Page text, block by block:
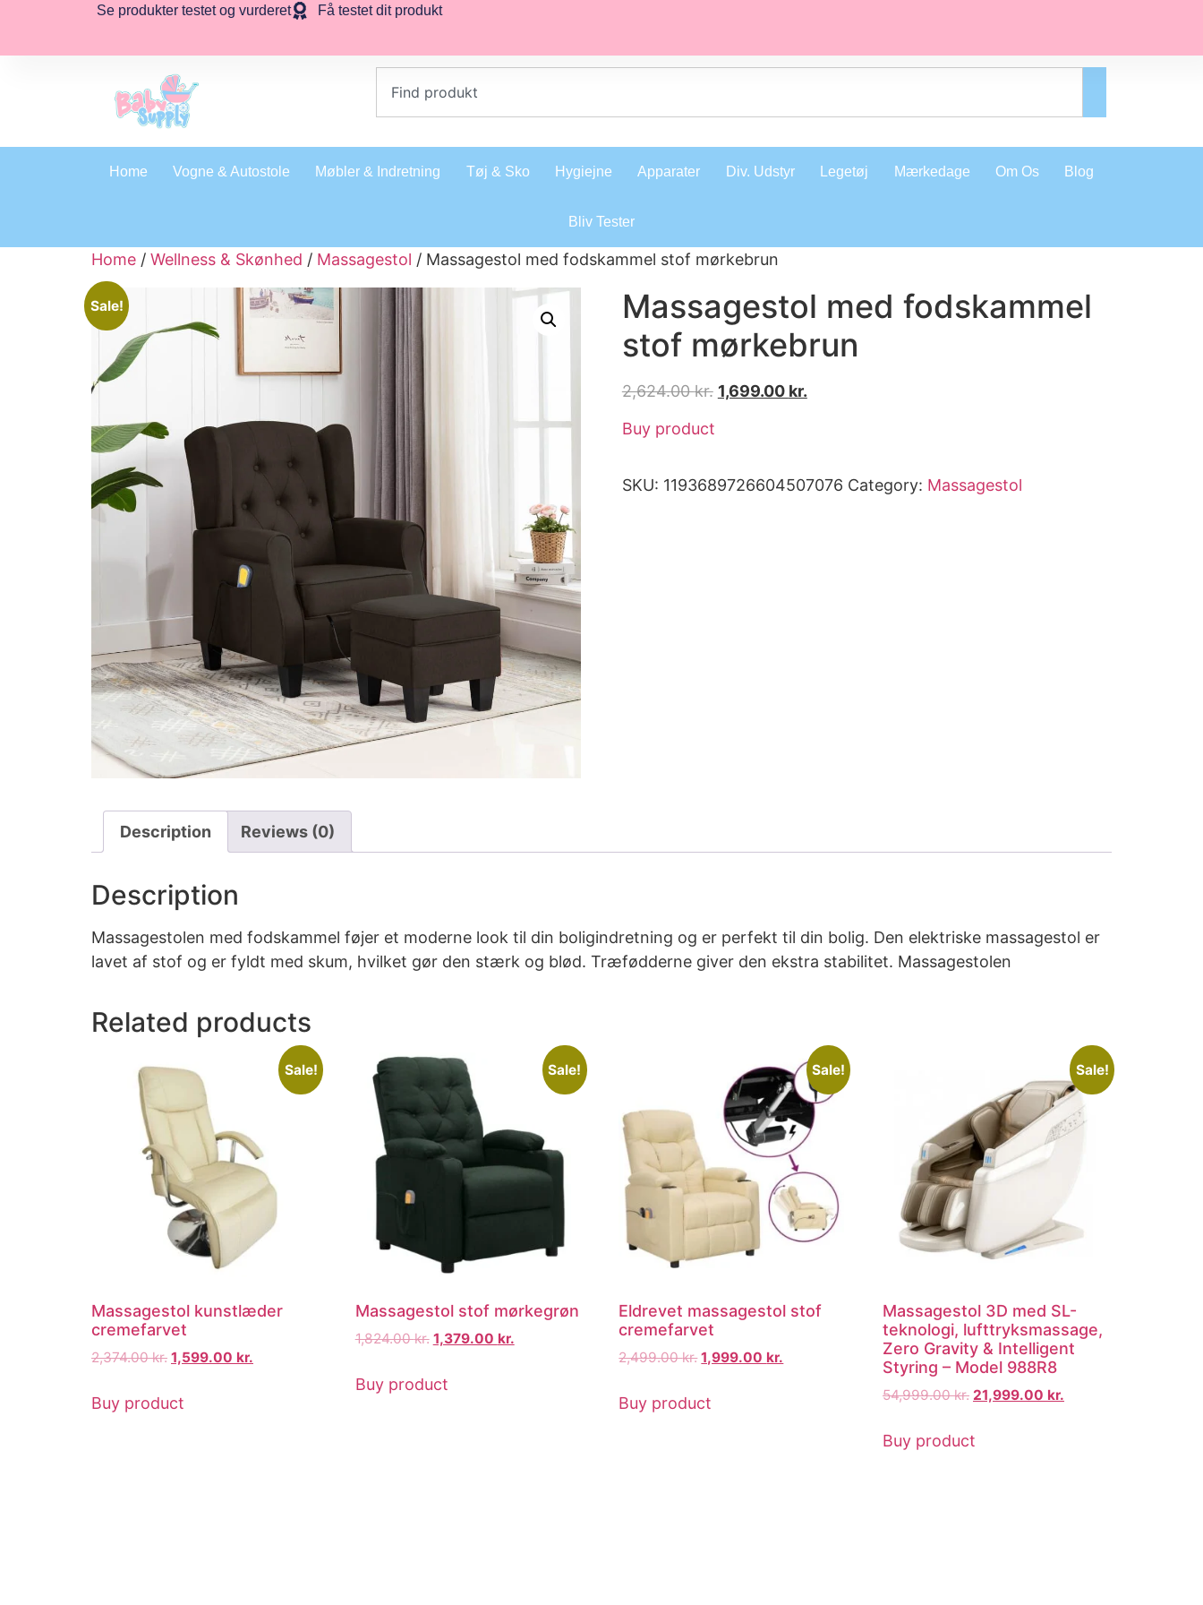
Se produkter testet og vurderet Få testet dit produkt
Home Vogne & Autostole Møbler & Indretning Tøj & Sko Hygiejne Apparater Div. Udstyr Legetøj Mærkedage Om Os Blog
Bliv Tester
Home / Wellness & Skønhed / Massagestol / Massagestol med fodskammel stof mørkebrun
Sale!
Massagestol med fodskammel
stof mørkebrun
2,624.00kr. 1,699.00 kr.
Buy product
SKU: 1193689726604507076 Category: Massagestol
Description Reviews (0)
Description
Massagestolen med fodskammel føjer et moderne look til din boligindretning og er perfekt til din bolig. Den elektriske massagestol er
lavet af stof og er fyldt med skum, hvilket gør den stærk og blød. Træfødderne giver den ekstra stabilitet. Massagestolen
Related products
Sale!
Massagestol kunstlæder
cremefarvet
2,374.00kr. 1,599.00 kr.
Buy product
Sale!
Massagestol stof mørkegrøn
1,824.00kr. 1,379.00 kr.
Buy product
Sale!
Eldrevet massagestol stof
cremefarvet
2,499.00kr. 1,999.00 kr.
Buy product
Sale!
Massagestol 3D med SL-
teknologi, lufttryksmassage,
Zero Gravity & Intelligent
Styring – Model 988R8
54,999.00kr. 21,999.00 kr.
Buy product